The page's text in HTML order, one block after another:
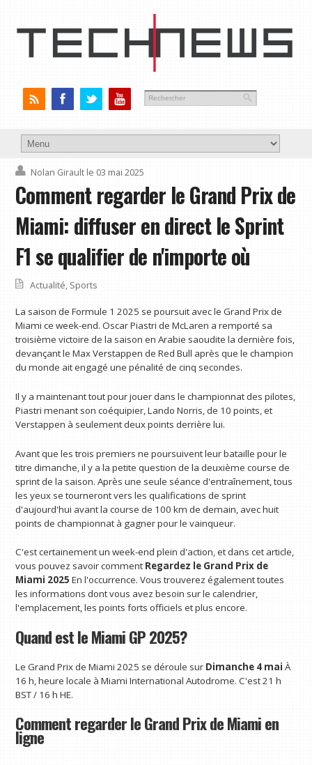
Nolan Girault le 03 mai 2025
Comment regarder le Grand Prix de
Miami: diffuser en direct le Sprint
F1 se qualifier de n'importe où
Actualité, Sports
La saison de Formule 1 2025 se poursuit avec le Grand Prix de
Miami ce week-end. Oscar Piastri de McLaren a remporté sa
troisième victoire de la saison en Arabie saoudite la dernière fois,
devançant le Max Verstappen de Red Bull après que le champion
du monde ait engagé une pénalité de cinq secondes.
Il y a maintenant tout pour jouer dans le championnat des pilotes,
Piastri menant son coéquipier, Lando Norris, de 10 points, et
Verstappen à seulement deux points derrière lui.
Avant que les trois premiers ne poursuivent leur bataille pour le
titre dimanche, il y a la petite question de la deuxième course de
sprint de la saison. Après une seule séance d'entraînement, tous
les yeux se tourneront vers les qualifications de sprint
d'aujourd'hui avant la course de 100 km de demain, avec huit
points de championnat à gagner pour le vainqueur.
C'est certainement un week-end plein d'action, et dans cet article,
vous pouvez savoir comment Regardez le Grand Prix de
Miami 2025 En l'occurrence. Vous trouverez également toutes
les informations dont vous avez besoin sur le calendrier,
l'emplacement, les points forts officiels et plus encore.
Quand est le Miami GP 2025?
Le Grand Prix de Miami 2025 se déroule sur Dimanche 4 mai À
16 h, heure locale à Miami International Autodrome. C'est 21 h
BST / 16 h HE.
Comment regarder le Grand Prix de Miami en
ligne